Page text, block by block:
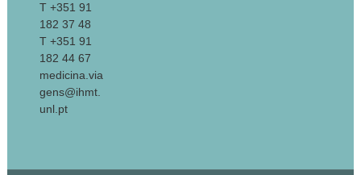
T +351 91
182 37 48
T +351 91
182 44 67
medicina.via
gens@ihmt.
unl.pt